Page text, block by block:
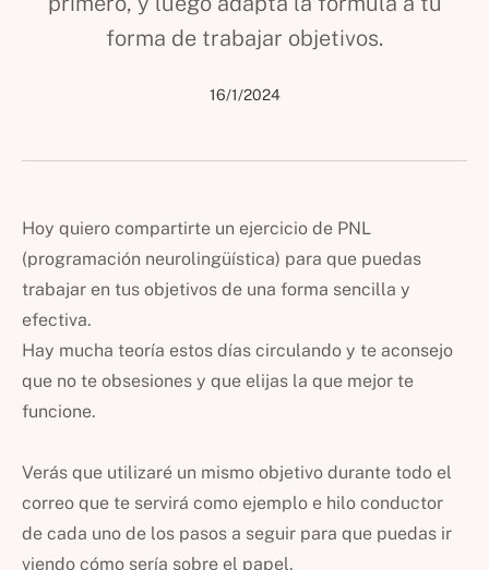
forma de trabajar objetivos.
16/1/2024
Hoy quiero compartirte un ejercicio de PNL
(programación neurolingüística) para que puedas
trabajar en tus objetivos de una forma sencilla y
efectiva.
Hay mucha teoría estos días circulando y te aconsejo
que no te obsesiones y que elijas la que mejor te
funcione.
Verás que utilizaré un mismo objetivo durante todo el
correo que te servirá como ejemplo e hilo conductor
de cada uno de los pasos a seguir para que puedas ir
viendo cómo sería sobre el papel.